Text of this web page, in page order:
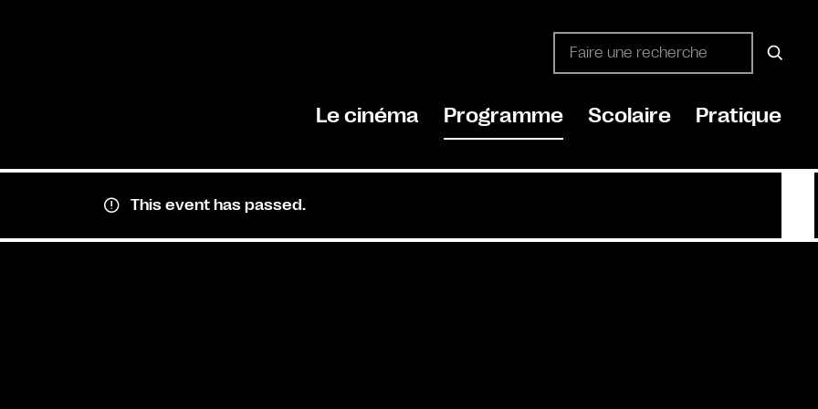
Le cinéma Programme Scolaire Pratique
This event has passed.